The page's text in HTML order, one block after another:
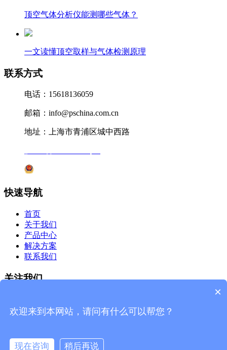
顶空气体分析仪能测哪些气体？
一文读懂顶空取样与气体检测原理
联系方式
电话：15618136059
邮箱：info@pschina.com.cn
地址：上海市青浦区城中西路
沪ICP备12041727号-7
快速导航
首页
关于我们
产品中心
解决方案
联系我们
微信公众号
×
欢迎来到本网站，请问有什么可以帮您？
现在咨询 稍后再说